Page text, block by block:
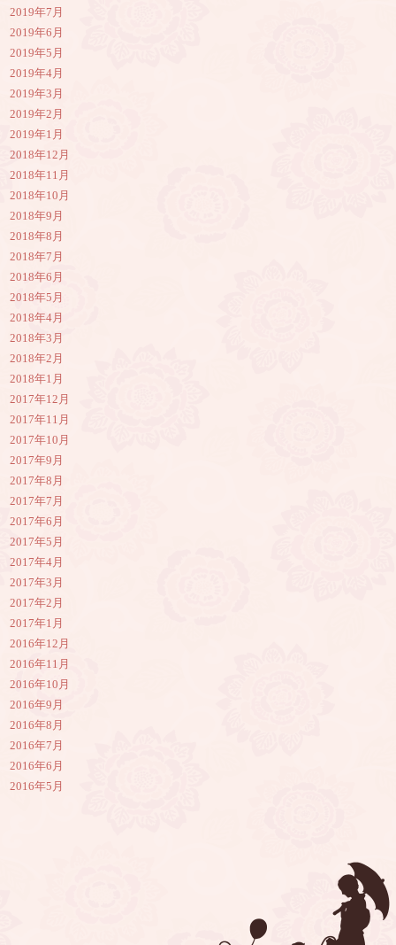
2019年7月
2019年6月
2019年5月
2019年4月
2019年3月
2019年2月
2019年1月
2018年12月
2018年11月
2018年10月
2018年9月
2018年8月
2018年7月
2018年6月
2018年5月
2018年4月
2018年3月
2018年2月
2018年1月
2017年12月
2017年11月
2017年10月
2017年9月
2017年8月
2017年7月
2017年6月
2017年5月
2017年4月
2017年3月
2017年2月
2017年1月
2016年12月
2016年11月
2016年10月
2016年9月
2016年8月
2016年7月
2016年6月
2016年5月